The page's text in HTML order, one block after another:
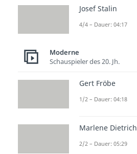
Josef Stalin
4/4 – Dauer: 04:17
Moderne
Schauspieler des 20. Jh.
Gert Fröbe
1/2 – Dauer: 04:18
Marlene Dietrich
2/2 – Dauer: 05:29